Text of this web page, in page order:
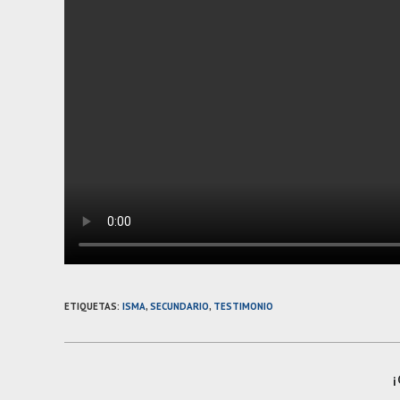
ETIQUETAS: ISMA, SECUNDARIO, TESTIMONIO